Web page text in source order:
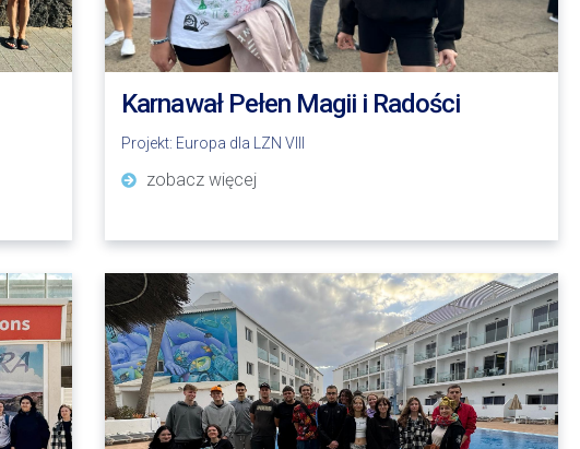
Karnawał Pełen Magii i Radości
Projekt: Europa dla LZN VIII
zobacz więcej